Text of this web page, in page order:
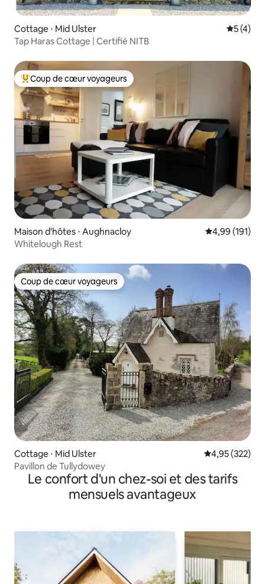
Cottage ⋅ Mid Ulster
5 (4)
Tap Haras Cottage | Certifié NITB
Coups de cœur voyageurs les plus appréciés
Coup de cœur voyageurs
Maison d'hôtes ⋅ Aughnacloy Évaluation
4,99 (191)
Whitelough Rest
Coup de cœur voyageurs
Coup de cœur voyageurs
Cottage ⋅ Mid Ulster Évaluation
4,95 (322)
Pavillon de Tullydowey
Le confort d'un chez-soi et des tarifs
mensuels avantageux